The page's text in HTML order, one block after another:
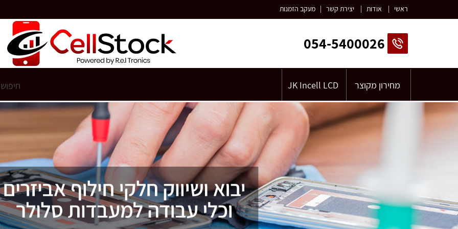
ראשי | אודות | יצירת קשר | מעקב הזמנות
054-5400026
מחירון מקוצר JK Incell LCD